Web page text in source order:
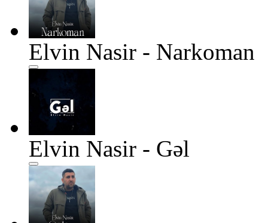
Elvin Nasir - Narkoman
Elvin Nasir - Gəl